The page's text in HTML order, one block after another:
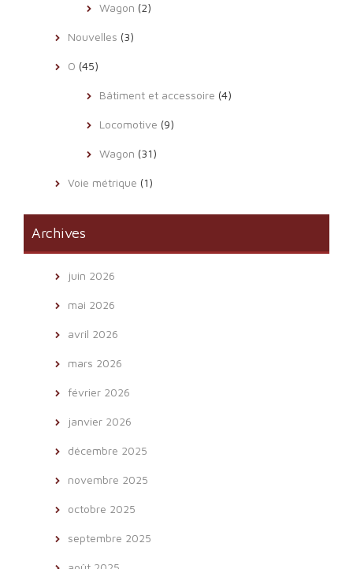
Wagon (2)
Nouvelles (3)
O (45)
Bâtiment et accessoire (4)
Locomotive (9)
Wagon (31)
Voie métrique (1)
Archives
juin 2026
mai 2026
avril 2026
mars 2026
février 2026
janvier 2026
décembre 2025
novembre 2025
octobre 2025
septembre 2025